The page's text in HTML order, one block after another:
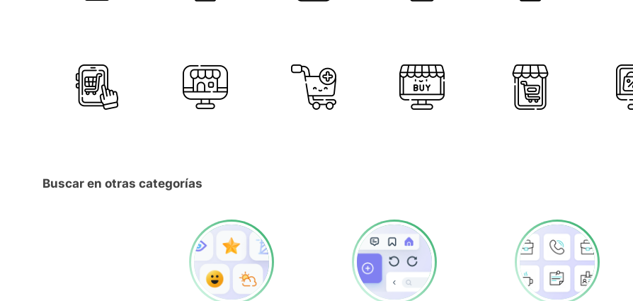
Buscar en otras categorías